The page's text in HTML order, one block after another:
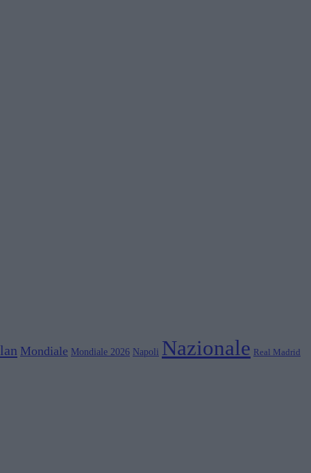
Mondiale Mondiale 2026 Napoli Nazionale Real Madrid